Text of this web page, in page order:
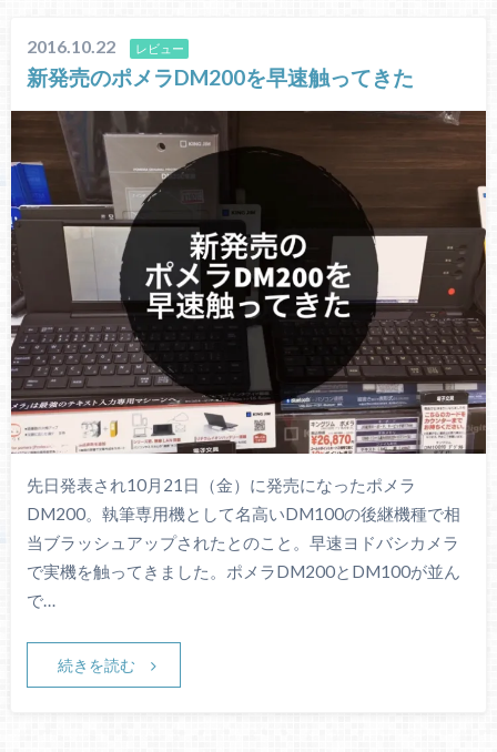
2016.10.22 レビュー
新発売のポメラDM200を早速触ってきた
先日発表され10月21日（金）に発売になったポメラ
DM200。執筆専用機として名高いDM100の後継機種で相
当ブラッシュアップされたとのこと。早速ヨドバシカメラ
で実機を触ってきました。ポメラDM200とDM100が並ん
で…
続きを読む